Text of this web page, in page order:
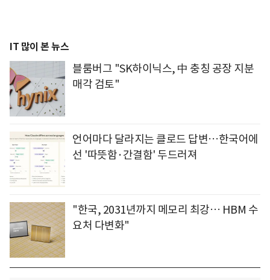
IT 많이 본 뉴스
블룸버그 "SK하이닉스, 中 충칭 공장 지분
매각 검토"
언어마다 달라지는 클로드 답변…한국어에
선 '따뜻함·간결함' 두드러져
"한국, 2031년까지 메모리 최강… HBM 수
요처 다변화"